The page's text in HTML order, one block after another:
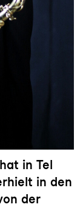
hat in Tel
in den
der